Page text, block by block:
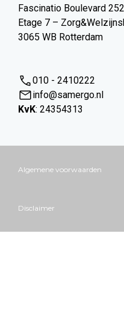
Fascinatio Boulevard 252
Etage 7 –
3065 WB Rotterdam
010 - 2410222
info@samergo.nl
KvK: 24354313
Algemene voorwaarden
Disclaimer